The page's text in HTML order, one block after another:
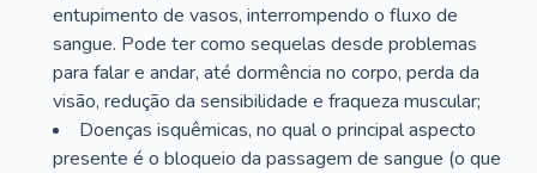
entupimento de vasos, interrompendo o fluxo de
sangue. Pode ter como sequelas desde problemas
para falar e andar, até dormência no corpo, perda da
visão, redução da sensibilidade e fraqueza muscular;
Doenças isquêmicas, no qual o principal aspecto
presente é o bloqueio da passagem de sangue (o que